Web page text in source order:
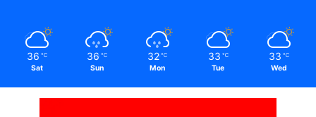
36 ℃
Sat
36 ℃
Sun
32 ℃
Mon
33 ℃
Tue
33 ℃
Wed